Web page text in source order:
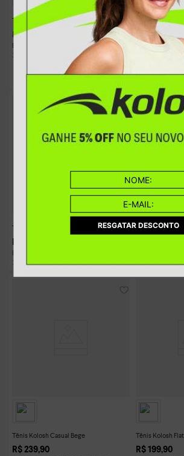
RESGATAR DESCONTO
Tênis Kolosh Flatform Bege
R$ 229
SEM JUROS Tênis Kolosh
Tênis Kolosh Casual Bege
Tênis Kolosh
Tênis Kolosh Casual Bege
R$ 239,90
Tênis Kolosh
R$ 199,90